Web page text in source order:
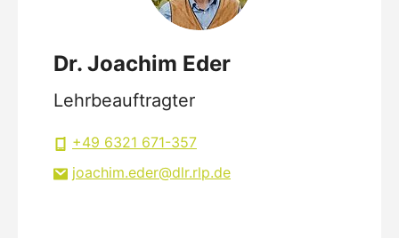
Dr. Joachim Eder
Lehrbeauftragter
+49 6321 671-357
joachim.eder
dlr.rlp de